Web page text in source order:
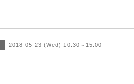
2018-05-23 (Wed) 10:30～15:00